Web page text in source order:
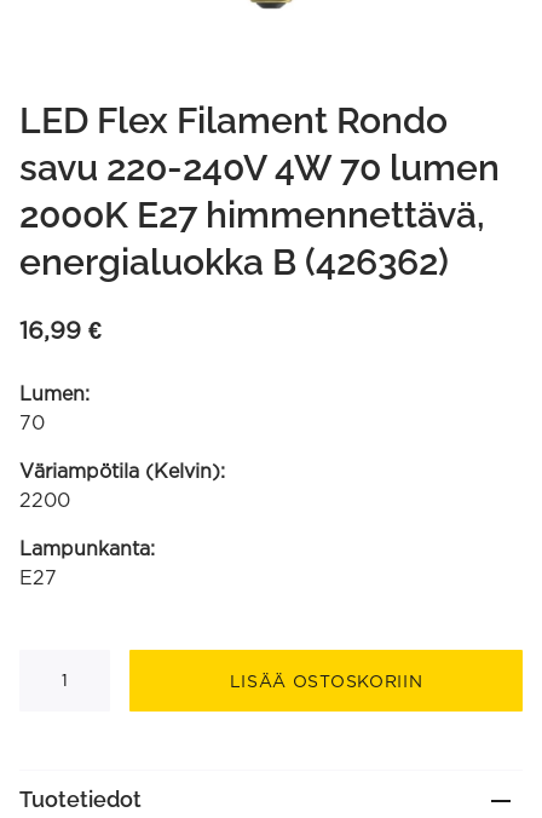
LED Flex Filament Rondo
savu 220-240V 4W 70 lumen
2000K E27 himmennettävä,
energialuokka B (426362)
16,99 €
Lumen:
70
Väriampötila (Kelvin):
2200
Lampunkanta:
E27
70
LISÄÄ OSTOSKORIIN
Tuotetiedot